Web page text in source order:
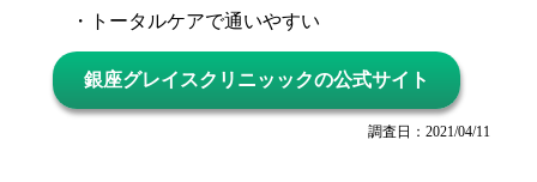
・トータルケアで通いやすい
銀座グレイスクリニッックの公式サイト
調査日：2021/04/11